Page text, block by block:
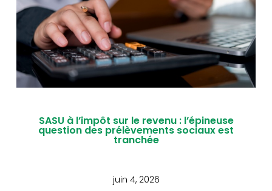
SASU à l’impôt sur le revenu : l’épineuse
question des prélèvements sociaux est
tranchée
juin 4, 2026